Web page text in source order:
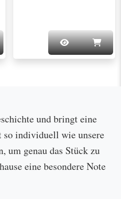
und bringt eine
so individuell wie unsere
um genau das Stück zu
eine besondere Note